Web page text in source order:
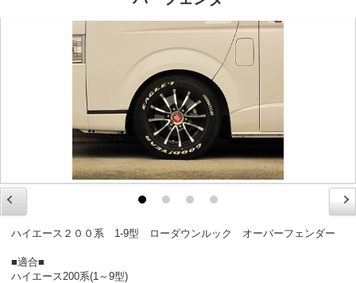
ハイエース２００系 1-9型 ローダウンルック オーバーフェンダー
■適合■
ハイエース200系(1～9型)